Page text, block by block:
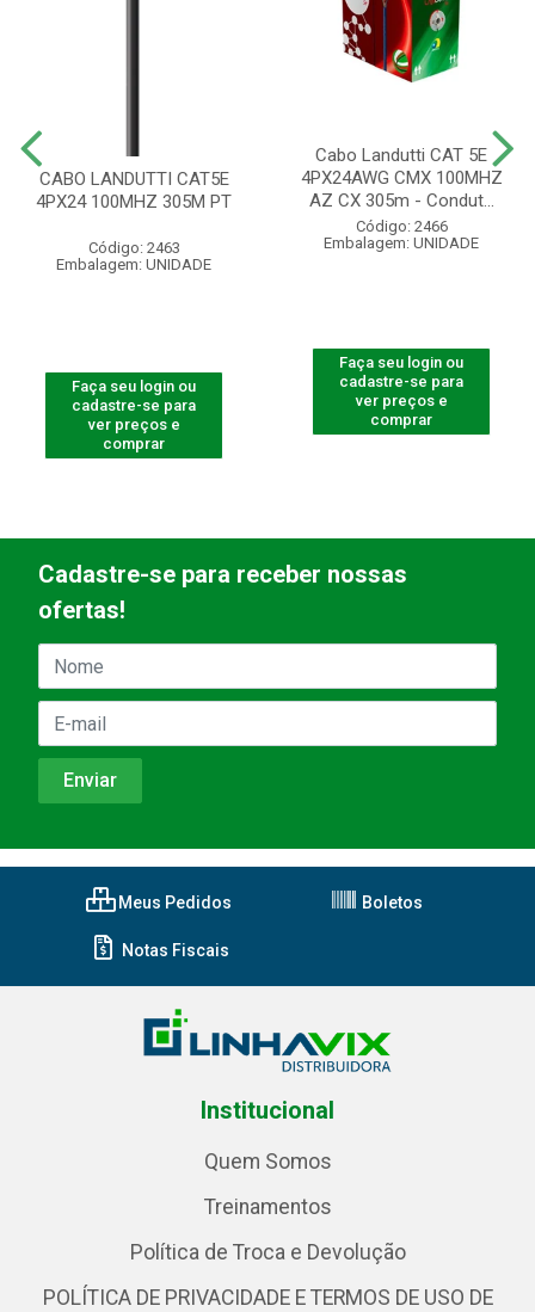
CABO LANDUTTI CAT5E
4PX24 100MHZ 305M PT
Código: 2463
Embalagem: UNIDADE
Faça seu login ou
cadastre-se para
ver preços e
comprar
Cabo Landutti CAT 5E
4PX24AWG CMX 100MHZ
AZ CX 305m - Condut...
Código: 2466
Embalagem: UNIDADE
Faça seu login ou
cadastre-se para
ver preços e
comprar
Cadastre-se para receber nossas
ofertas!
Meus Pedidos Boletos
Notas Fiscais
Institucional
Quem Somos
Treinamentos
Política de Troca e Devolução
POLÍTICA DE PRIVACIDADE E TERMOS DE USO DE